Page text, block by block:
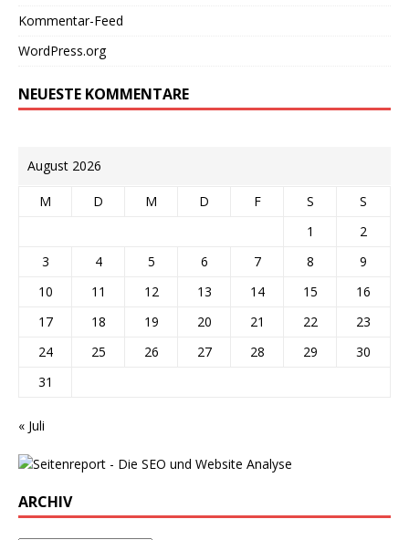
Kommentar-Feed
WordPress.org
NEUESTE KOMMENTARE
August 2026
M D M D F S
S
1
2
3
4 5 6 7 8
9
10
11 12 13 14 15
16
17
18 19 20 21 22
23
24
25 26 27 28 29
30
31
« Juli
ARCHIV